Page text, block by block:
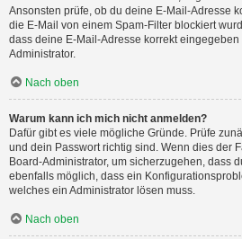
Ansonsten prüfe, ob du deine E-Mail-Adresse
die E-Mail von einem Spam-Filter blockiert
dass deine E-Mail-Adresse korrekt
Administrator.
Nach oben
Warum kann ich mich nicht anmelden?
Dafür gibt es viele mögliche Gründe. Prüfe
und dein Passwort richtig sind. Wenn dies der
Board-Administrator, um sicherzugehen, dass
ebenfalls möglich, dass ein
welches ein Administrator lösen muss.
Nach oben